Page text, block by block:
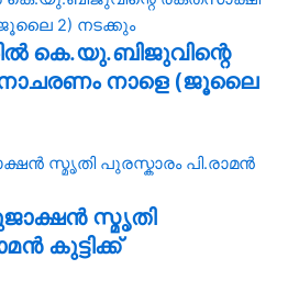
കെ.യു.ബിജുവിന്റെ
നാളെ (ജൂലൈ
സ്മൃതി
കുട്ടിക്ക്